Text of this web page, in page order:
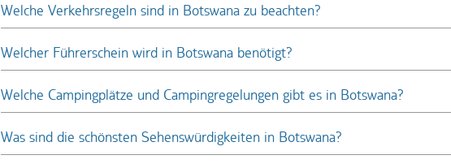
Welche Verkehrsregeln sind in Botswana zu beachten?
Welcher Führerschein wird in Botswana benötigt?
Welche Campingplätze und Campingregelungen gibt es in Botswana?
Was sind die schönsten Sehenswürdigkeiten in Botswana?